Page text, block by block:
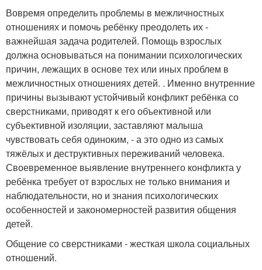
Вовремя определить проблемы в межличностных
отношениях и помочь ребёнку преодолеть их -
важнейшая задача родителей. Помощь взрослых
должна основываться на понимании психологических
причин, лежащих в основе тех или иных проблем в
межличностных отношениях детей. . Именно внутренние
причины вызывают устойчивый конфликт ребёнка со
сверстниками, приводят к его объективной или
субъективной изоляции, заставляют малыша
чувствовать себя одиноким, - а это одно из самых
тяжёлых и деструктивных переживаний человека.
Своевременное выявление внутреннего конфликта у
ребёнка требует от взрослых не только внимания и
наблюдательности, но и знания психологических
особенностей и закономерностей развития общения
детей.
Общение со сверстниками - жесткая школа социальных
отношений.